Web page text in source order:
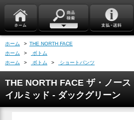
ホーム > THE NORTH FACE
ホーム
>
ボトム
ホーム
> ボトム > ショートパンツ
THE NORTH FACE ザ・ノース
イルミッド - ダックグリーン